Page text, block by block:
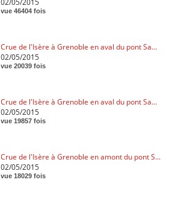
02/05/2015
vue 46404 fois
Crue de l'Isère à Grenoble en aval du pont Sa...
02/05/2015
vue 20039 fois
Crue de l'Isère à Grenoble en aval du pont Sa...
02/05/2015
vue 19857 fois
Crue de l'Isère à Grenoble en amont du pont S...
02/05/2015
vue 18029 fois